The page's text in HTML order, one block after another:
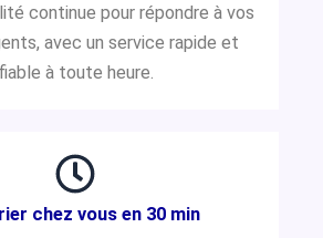
continue pour répondre à vos
avec un service rapide et
fiable à toute heure.
chez vous en 30 min